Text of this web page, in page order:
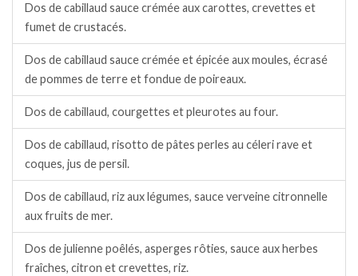
Dos de cabillaud sauce crémée aux carottes, crevettes et
fumet de crustacés.
Dos de cabillaud sauce crémée et épicée aux moules, écrasé
de pommes de terre et fondue de poireaux.
Dos de cabillaud, courgettes et pleurotes au four.
Dos de cabillaud, risotto de pâtes perles au céleri rave et
coques, jus de persil.
Dos de cabillaud, riz aux légumes, sauce verveine citronnelle
aux fruits de mer.
Dos de julienne poêlés, asperges rôties, sauce aux herbes
fraîches, citron et crevettes, riz.